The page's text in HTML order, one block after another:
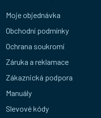
Moje objednávka
Obchodní podmínky
Ochrana soukromí
Záruka a reklamace
Zákaznická podpora
Manuály
Slevové kódy